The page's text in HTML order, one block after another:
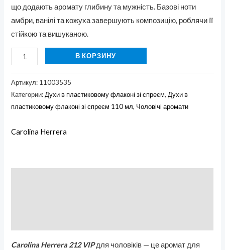
що додають аромату глибину та мужність. Базові ноти
амбри, ванілі та кожуха завершують композицію, роблячи її
стійкою та вишуканою.
В КОРЗИНУ
Артикул: 11003535
Категории:Духи в пластиковому флаконі зі спреєм,Духи в
пластиковому флаконі зі спреєм 110 мл, Чоловічі аромати
Carolina Herrera
Carolina Herrera 212 VIP для чоловіків — це аромат для